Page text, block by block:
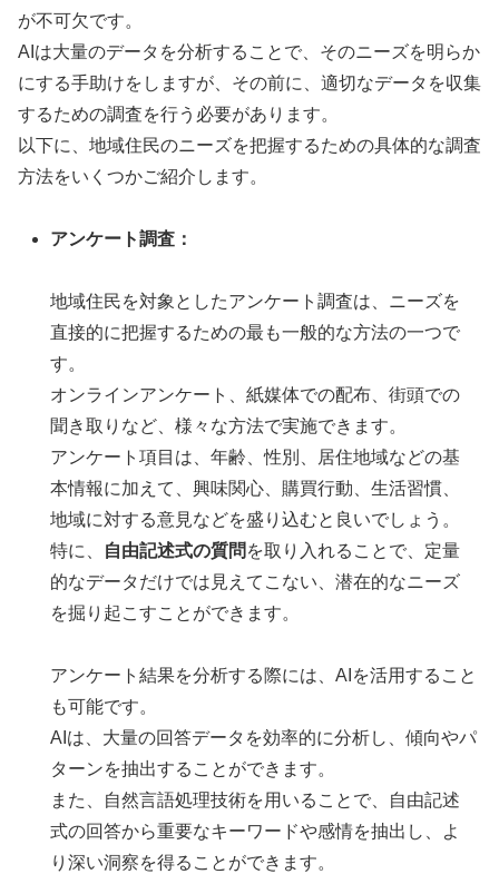
が不可欠です。
AIは大量のデータを分析することで、そのニーズを明らか
にする手助けをしますが、その前に、適切なデータを収集
するための調査を行う必要があります。
以下に、地域住民のニーズを把握するための具体的な調査
方法をいくつかご紹介します。
アンケート調査：
地域住民を対象としたアンケート調査は、ニーズを
直接的に把握するための最も一般的な方法の一つで
す。
オンラインアンケート、紙媒体での配布、街頭での
聞き取りなど、様々な方法で実施できます。
アンケート項目は、年齢、性別、居住地域などの基
本情報に加えて、興味関心、購買行動、生活習慣、
地域に対する意見などを盛り込むと良いでしょう。
特に、
自由記述式の質問 を取り入れることで、定量
的なデータだけでは見えてこない、潜在的なニーズ
を掘り起こすことができます。
アンケート結果を分析する際には、AIを活用すること
も可能です。
AIは、大量の回答データを効率的に分析し、傾向やパ
ターンを抽出することができます。
また、自然言語処理技術を用いることで、自由記述
式の回答から重要なキーワードや感情を抽出し、よ
り深い洞察を得ることができます。